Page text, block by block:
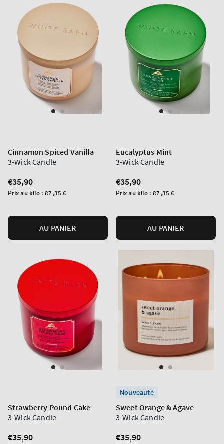
Cinnamon Spiced Vanilla
3-Wick Candle
Prix
normal
€35,90
Prix
Prix au kilo :87,35 €
AU PANIER
Eucalyptus Mint
3-Wick Candle
Prix
normal
€35,90
Prix
Prix au kilo :87,35 €
AU PANIER
Strawberry Pound Cake
3-Wick Candle
Prix
€35,90
Nouveauté
Sweet Orange & Agave
3-Wick Candle
Prix
€35,90